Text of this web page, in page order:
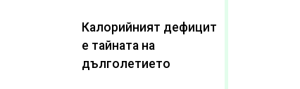
Калорийният дефицит
е тайната на
дълголетието